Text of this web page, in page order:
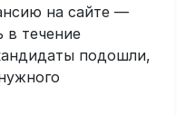
на сайте —
в течение
подошли,